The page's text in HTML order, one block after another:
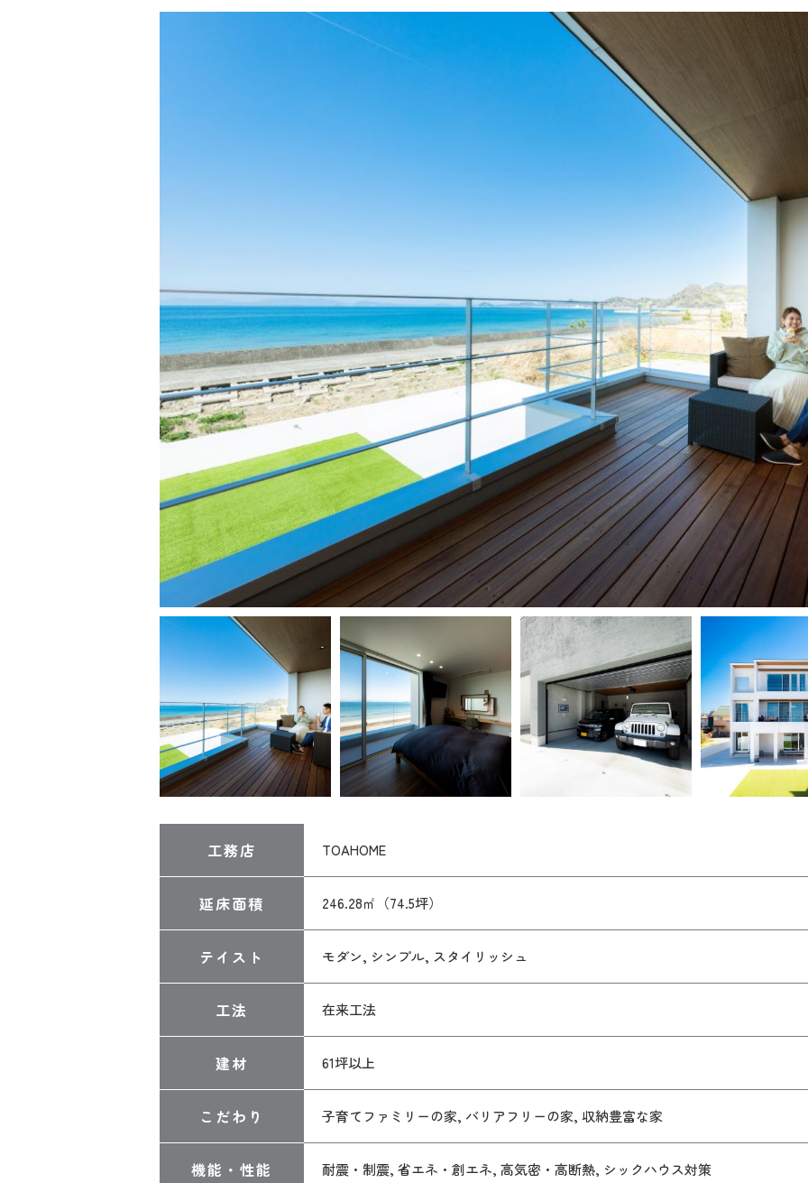
工務店 TOAHOME
延床面積 246.28㎡（74.5坪）
テイスト モダン, シンプル, スタイリッシュ
工法 在来工法
建材 61坪以上
こだわり 子育てファミリーの家, バリアフリーの家, 収納豊富な家
機能・性能 耐震・制震, 省エネ・創エネ, 高気密・高断熱, シックハウス対策